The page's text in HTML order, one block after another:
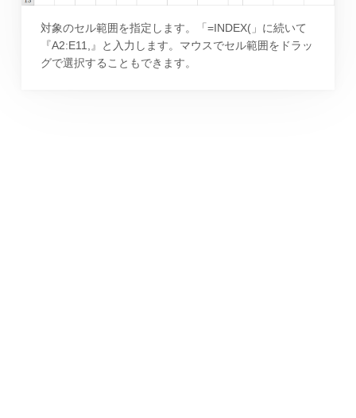
対象のセル範囲を指定します。「=INDEX(」に続いて
『A2:E11,』と入力します。マウスでセル範囲をドラッ
グで選択することもできます。